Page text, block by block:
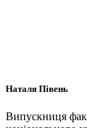
Наталя Півень
Випускниця